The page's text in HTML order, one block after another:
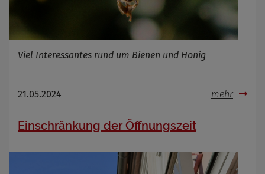
Viel Interessantes rund um Bienen und Honig
21.05.2024 mehr
Einschränkung der Öffnungszeit
Cookies die bei der Verwendung von
OpenWeatherAPI gesetzt werden
Anbieter
Zweck
Infos schließen